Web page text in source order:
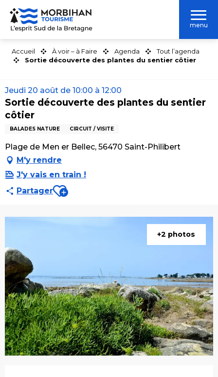
Aller
contenu
menu
Accueil À voir – à Faire Agenda
Tout l’agenda
Sortie découverte des plantes du sentier côtier
Jeudi 20 août de 10:00 à 12:00
Sortie découverte des plantes du sentier
côtier
BALADES NATURE CIRCUIT / VISITE
Plage de Men er Bellec, 56470 Saint-Philibert
M'y rendre
J'y vais en train !
PartagerAjouter aux favoris
+2 photos